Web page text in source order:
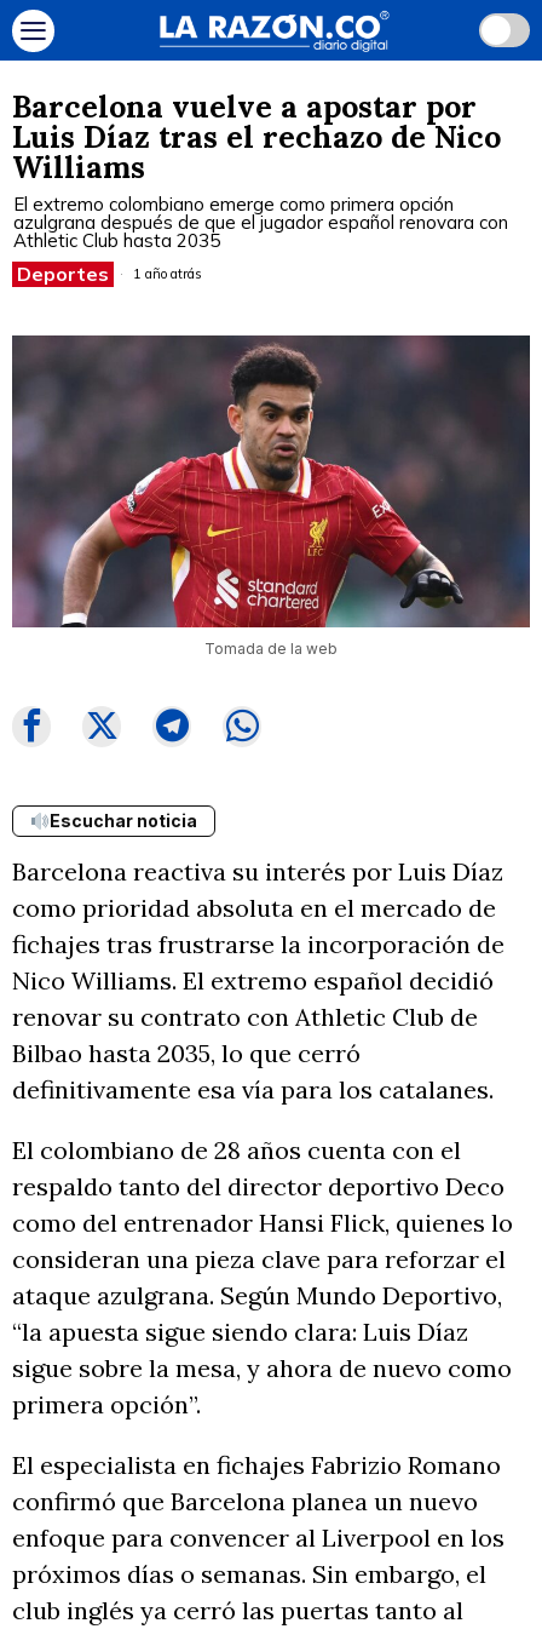
Barcelona vuelve a apostar por
Luis Díaz tras el rechazo de Nico
Williams
El extremo colombiano emerge como primera opción
azulgrana después de que el jugador español renovara con
Athletic Club hasta 2035
Deportes 1 año atrás
Tomada de la web
Escuchar noticia
Barcelona reactiva su interés por Luis Díaz
como prioridad absoluta en el mercado de
fichajes tras frustrarse la incorporación de
Nico Williams. El extremo español decidió
renovar su contrato con Athletic Club de
Bilbao hasta 2035, lo que cerró
definitivamente esa vía para los catalanes.
El colombiano de 28 años cuenta con el
respaldo tanto del director deportivo Deco
como del entrenador Hansi Flick, quienes lo
consideran una pieza clave para reforzar el
ataque azulgrana. Según Mundo Deportivo,
“la apuesta sigue siendo clara: Luis Díaz
sigue sobre la mesa, y ahora de nuevo como
primera opción”.
El especialista en fichajes Fabrizio Romano
confirmó que Barcelona planea un nuevo
enfoque para convencer al Liverpool en los
próximos días o semanas. Sin embargo, el
club inglés ya cerró las puertas tanto al